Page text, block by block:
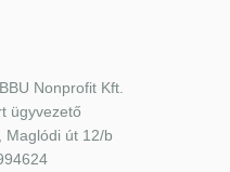
Nonprofit Kft.
ügyvezető
Maglódi út 12/b